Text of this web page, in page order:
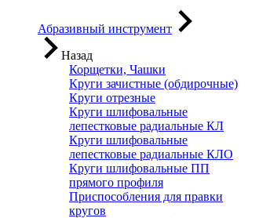
Абразивный инструмент
Назад
Корщетки, Чашки
Круги зачистные (обдирочные)
Круги отрезные
Круги шлифовальные
лепестковые радиальные КЛ
Круги шлифовальные
лепестковые радиальные КЛО
Круги шлифовальные ПП
прямого профиля
Приспособления для правки
кругов